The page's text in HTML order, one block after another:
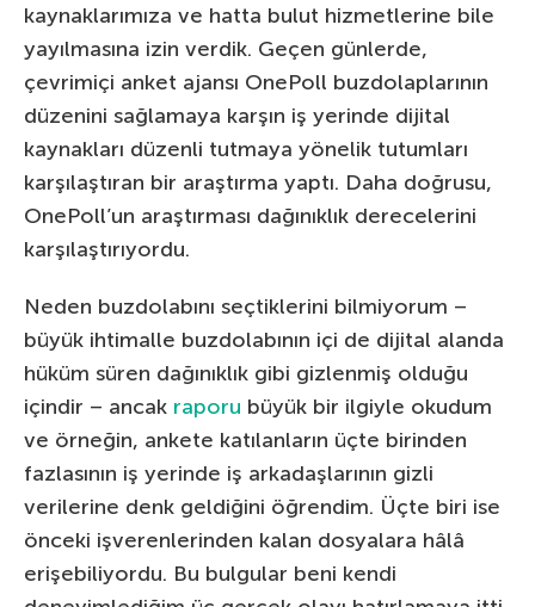
kaynaklarımıza ve hatta bulut hizmetlerine bile
yayılmasına izin verdik. Geçen günlerde,
çevrimiçi anket ajansı OnePoll buzdolaplarının
düzenini sağlamaya karşın iş yerinde dijital
kaynakları düzenli tutmaya yönelik tutumları
karşılaştıran bir araştırma yaptı. Daha doğrusu,
OnePoll’un araştırması dağınıklık derecelerini
karşılaştırıyordu.
Neden buzdolabını seçtiklerini bilmiyorum –
büyük ihtimalle buzdolabının içi de dijital alanda
hüküm süren dağınıklık gibi gizlenmiş olduğu
içindir – ancak raporu büyük bir ilgiyle okudum
ve örneğin, ankete katılanların üçte birinden
fazlasının iş yerinde iş arkadaşlarının gizli
verilerine denk geldiğini öğrendim. Üçte biri ise
önceki işverenlerinden kalan dosyalara hâlâ
erişebiliyordu. Bu bulgular beni kendi